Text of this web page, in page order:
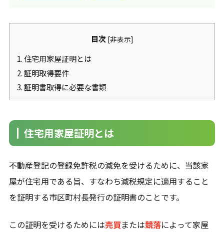
目次 [非表示]
1.住宅用家屋証明とは
2.証明取得要件
3.証明書取得に必要な書類
住宅用家屋証明とは
不動産登記の登録免許税の減免を受けるために、当該家
屋が住宅用である旨、すなわち減税規定に適用すること
を証明する市区町村長発行の証明書のことです。
この証明を受けるためには売買または競落によって家屋
東京都
神奈川県
対応エリア一覧を見る